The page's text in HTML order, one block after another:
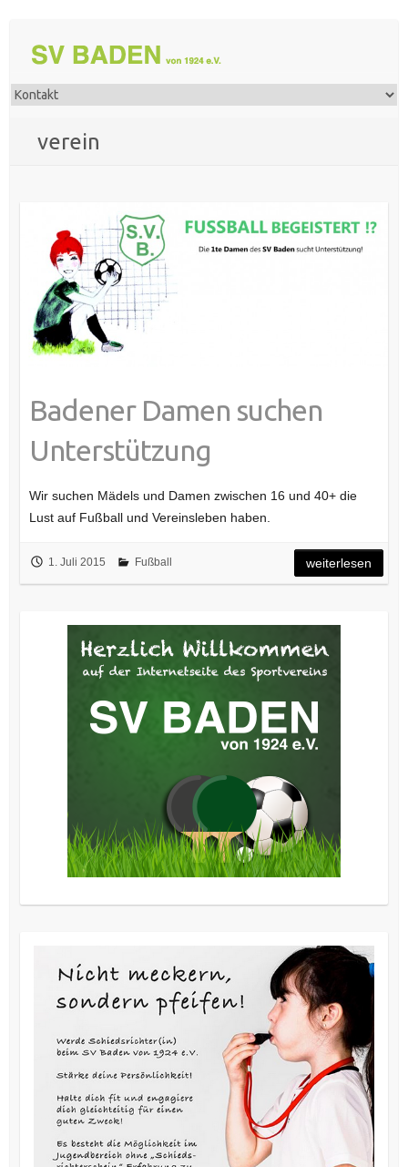
verein
Badener Damen suchen
Unterstützung
Wir suchen Mädels und Damen zwischen 16 und 40+ die
Lust auf Fußball und Vereinsleben haben.
1. Juli 2015 Fußball weiterlesen